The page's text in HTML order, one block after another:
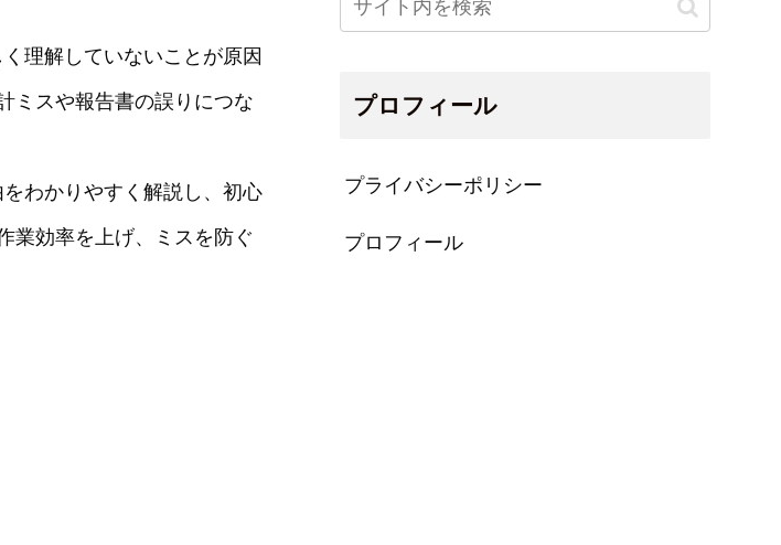
理解していないことが原因
ミスや報告書の誤りにつな
わかりやすく解説し、初心
業効率を上げ、ミスを防ぐ
プロフィール
プライバシーポリシー
プロフィール